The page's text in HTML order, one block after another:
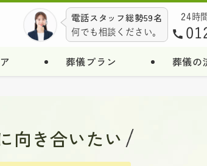
葬儀プラン 葬儀の
電話スタッフ総勢59名
何でも相談ください。
24時
向き合いたい